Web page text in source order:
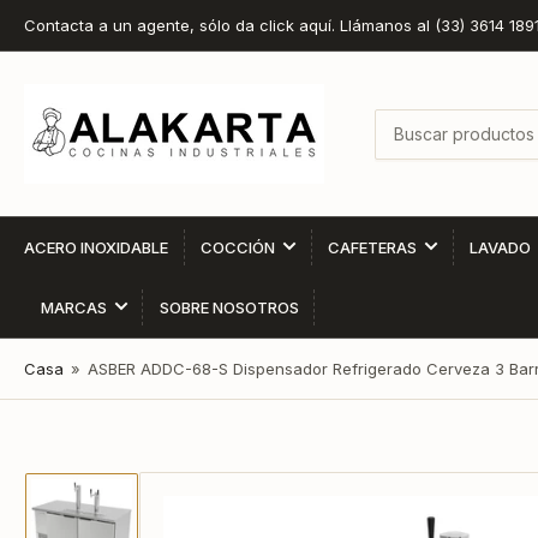
Contacta a un agente, sólo da click aquí. Llámanos al (33) 3614 1891
productos
ACERO INOXIDABLE COCCIÓN CAFETERAS LAVADO
MARCAS SOBRE NOSOTROS
Casa » ASBER ADDC-68-S Dispensador Refrigerado Cerveza 3